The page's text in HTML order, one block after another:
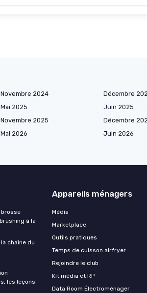
Novembre 2024
Décembre
Mai 2025
Juin 2025
Novembre 2025
Décembre
Mai 2026
Juin 2026
brosse
à la
chaîne du
les leçons
Appareils ménagers
Média
Marketplace
Outils pratiques
Temps de cuisson airfryer
Rejoindre le club
Kit média et RP
Data Room Électroménager